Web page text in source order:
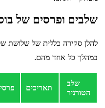
שלבים ופרסים של
להלן סקירה כללית של שלושת
במהלך כל אחד מהם.
שלב
הטורניר
תאריכים